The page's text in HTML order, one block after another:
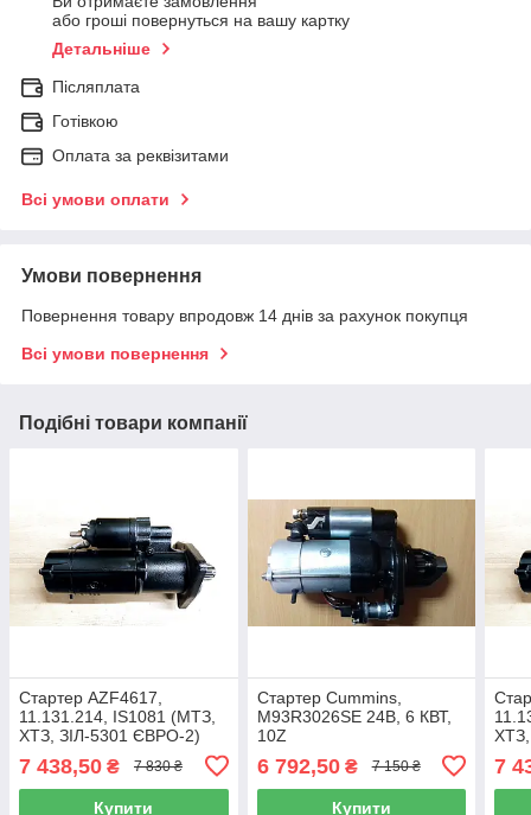
або гроші повернуться на вашу картку
Детальніше
Післяплата
Готівкою
Оплата за реквізитами
Всі умови оплати
Умови повернення
Повернення товару впродовж 14 днів за рахунок покупця
Всі умови повернення
Подібні товари компанії
Стартер AZF4617,
11.131.214, IS1081 (МТЗ,
ХТЗ, ЗІЛ-5301 ЄВРО-2)
7 438,50 ₴ 7 830 ₴
Купити
Стартер Cummins,
M93R3026SE 24В, 6 КВТ,
10Z
6 792,50₴ 7 150 ₴
Купити
7